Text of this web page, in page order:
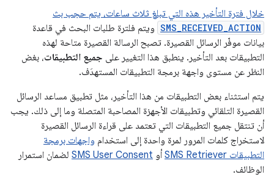
خلال فترة التأخير هذه التي تبلغ ثلاث ساعات، يتم حجب بث
SMS_RECEIVED_ACTION ويتم فلترة طلبات البحث في قاعدة
بيانات موفّر الرسائل القصيرة. تصبح الرسالة القصيرة متاحة لهذه
التطبيقات بعد التأخير. ينطبق هذا التغيير على جميع التطبيقات، بغض
النظر عن مستوى واجهة برمجة التطبيقات المستهدَف.
يتم استثناء بعض التطبيقات من هذا التأخير، مثل تطبيق مساعد الرسائل
القصيرة التلقائي وتطبيقات الأجهزة المصاحبة المتصلة وما إلى ذلك. يجب
أن تنتقل جميع التطبيقات التي تعتمد على قراءة الرسائل القصيرة
لاستخراج كلمات المرور لمرة واحدة إلى استخدام واجهات برمجة
التطبيقات SMS Retriever
أو SMS User Consent لضمان استمرار
الوظائف.